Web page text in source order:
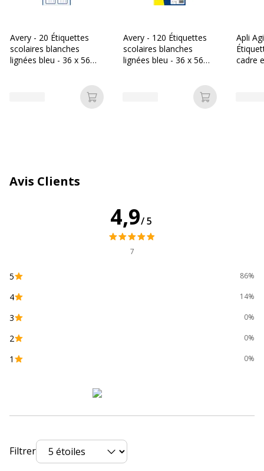
Données logistiques
Données logistiques
Quantité emballée
Avery - 20 Étiquettes
scolaires blanches
lignées bleu - 36 x 56
Ajouter au panier
Avery - 120 Étiquettes
scolaires blanches
lignées bleu - 36 x 56
Ajouter au
Apli
cadre
Avis Clients
4,9/5
7
5 86%
4 14%
3 0%
2 0%
1 0%
Filtrer